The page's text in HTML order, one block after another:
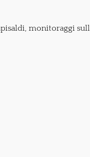
monitoraggi